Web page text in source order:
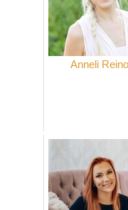
Anneli